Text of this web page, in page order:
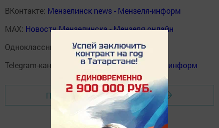
ВКонтакте: Мензелинск news - Мензеля-информ
MAX: Новости Мензелинска - Мензеля онлайн
Одноклассники:
ok.ru/menzelinsk
Telegram-канал:
Мензелинск news - Мензеля-информ
Перейти на страницу новости